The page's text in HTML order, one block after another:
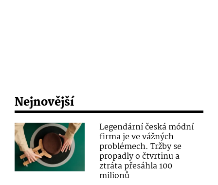
Nejnovější
Legendární česká módní
firma je ve vážných
problémech. Tržby se
propadly o čtvrtinu a
ztráta přesáhla 100
milionů